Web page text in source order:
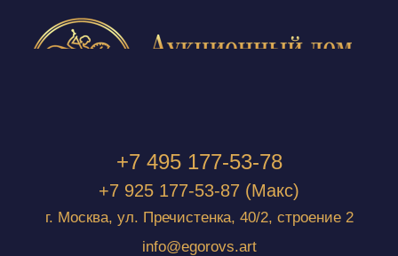
+7 495 177-53-78
+7 925 177-53-87 (Макс)
г. Москва, ул. Пречистенка, 40/2, строение 2
info@egorovs.art